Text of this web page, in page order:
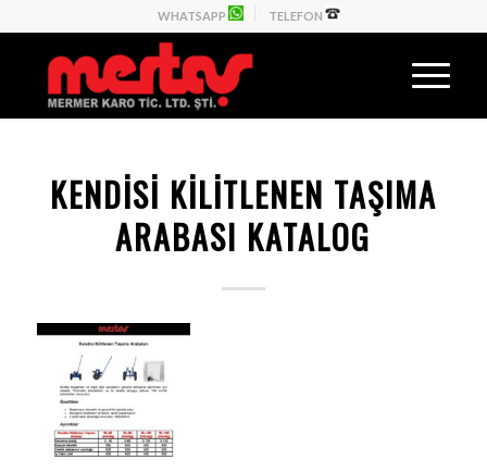
WHATSAPP TELEFON
KENDISI KILITLENEN TAŞIMA
ARABASI KATALOG